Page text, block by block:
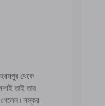
থেকে
তাই তার
গেলেন ৷ নস্কর